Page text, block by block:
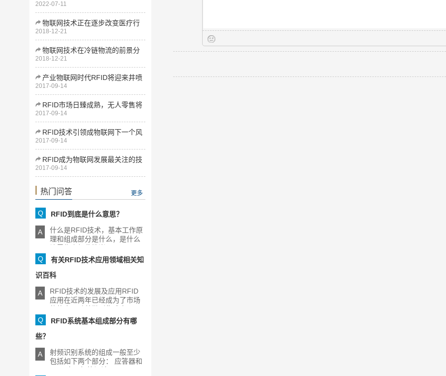
2022-07-11
物联网技术正在逐步改变医疗行
业
2018-12-21
物联网技术在冷链物流的前景分
析
2018-12-21
产业物联网时代RFID将迎来井喷
式发展
2017-09-14
RFID市场日臻成熟，无人零售将
为下一增长点
2017-09-14
RFID技术引领成物联网下一个风
口
2017-09-14
RFID成为物联网发展最关注的技
术
2017-09-14
热门问答 更多
Q RFID到底是什么意思？
A
什么是RFID技术，基本工作原
理和组成部分是什么，是什么
让零售商如此推崇RFID，[...]
Q
有关RFID技术应用领域相关知
识百科
A
RFID技术的发展及应用RFID
应用在近两年已经成为了市场
的热点，随着微型集成电[...]
Q
RFID系统基本组成部分有哪
些？
A
射频识别系统的组成一般至少
包括如下两个部分： 应答器和
RFID电子标签阅读器[...]